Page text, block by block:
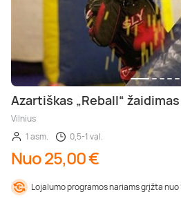
Azartiškas „Reball“
Vilnius
1 asm.
0,5-1 val.
Nuo 25,00 €
Lojalumo programos nariams grįžta nuo